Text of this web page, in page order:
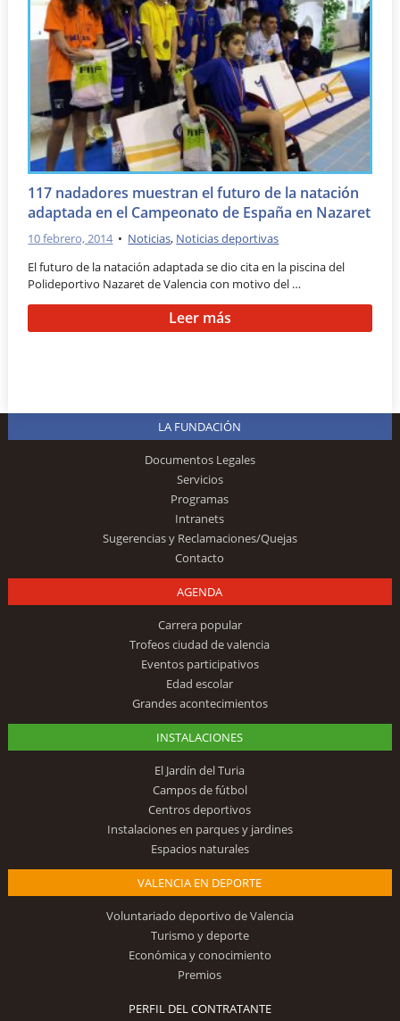
117 nadadores muestran el futuro de la natación
adaptada en el Campeonato de España en Nazaret
10 febrero, 2014 • Noticias, Noticias deportivas
El futuro de la natación adaptada se dio cita en la piscina del
Polideportivo Nazaret de Valencia con motivo del …
Leer más
LA FUNDACIÓN
Documentos Legales
Servicios
Programas
Intranets
Sugerencias y Reclamaciones/Quejas
Contacto
AGENDA
Carrera popular
Trofeos ciudad de valencia
Eventos participativos
Edad escolar
Grandes acontecimientos
INSTALACIONES
El Jardín del Turia
Campos de fútbol
Centros deportivos
Instalaciones en parques y jardines
Espacios naturales
VALENCIA EN DEPORTE
Voluntariado deportivo de Valencia
Turismo y deporte
Económica y conocimiento
Premios
PERFIL DEL CONTRATANTE